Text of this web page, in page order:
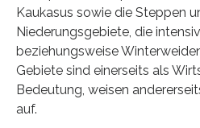
Kaukasus sowie die Steppen
Niederungsgebiete, die
beziehungsweise
Gebiete sind einerseits als
Bedeutung, weisen
auf.